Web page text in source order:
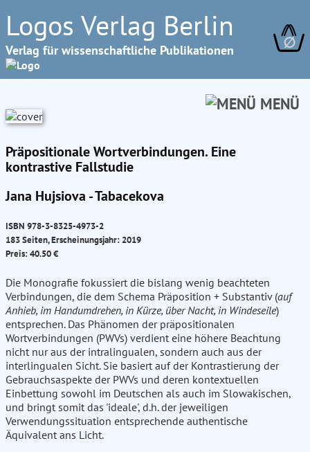
Logos Verlag Berlin
Verlag für wissenschaftliche Publikationen ∅
MENÜ
Präpositionale Wortverbindungen. Eine
kontrastive Fallstudie
Jana Hujsiova - Tabacekova
ISBN 978-3-8325-4973-2
183 Seiten, Erscheinungsjahr: 2019
Preis: 40.50 €
Die Monografie fokussiert die bislang wenig beachteten
Verbindungen, die dem Schema Präposition + Substantiv (auf
Anhieb, im Handumdrehen, in Kürze, über Nacht, in Windeseile)
entsprechen. Das Phänomen der präpositionalen
Wortverbindungen (PWVs) verdient eine höhere Beachtung
nicht nur aus der intralingualen, sondern auch aus der
interlingualen Sicht. Sie basiert auf der Kontrastierung der
Gebrauchsaspekte der PWVs und deren kontextuellen
Einbettung sowohl im Deutschen als auch im Slowakischen,
und bringt somit das 'ideale', d.h. der jeweiligen
Verwendungssituation entsprechende authentische
Äquivalent ans Licht.